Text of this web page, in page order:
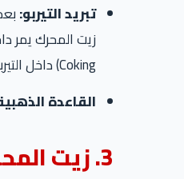
تبريد التيربو:
Coking) داخل التيربو وتلفه.
القاعدة
3. زيت المحرك: دماء الوحش